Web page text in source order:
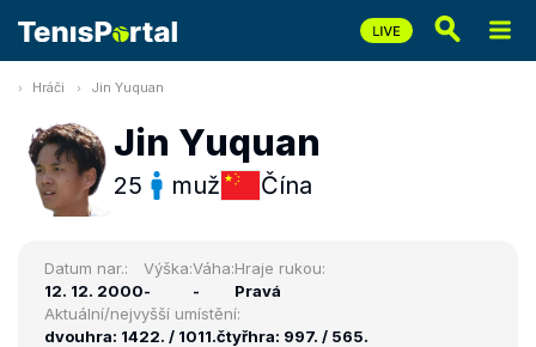
Hráči Jin Yuquan
Jin Yuquan
25 muž Čína
Datum nar.:
12. 12. 2000
Výška:
-
Váha:
-
Hraje rukou:
Pravá
Aktuální/nejvyšší umístění:
dvouhra: 1422. / 1011.čtyřhra: 997. / 565.